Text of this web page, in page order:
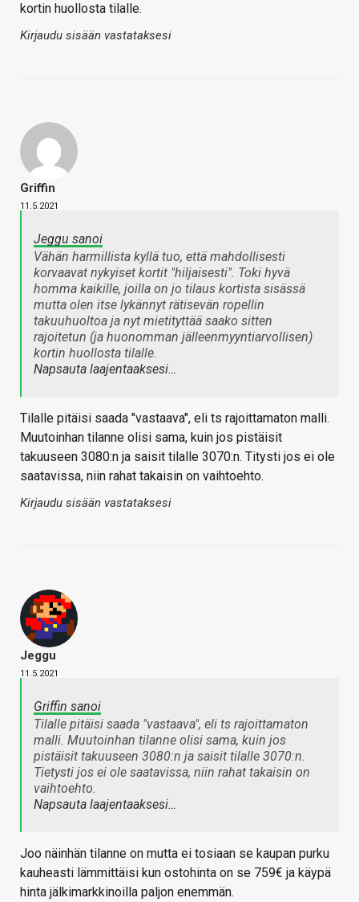
kortin huollosta tilalle.
Kirjaudu sisään vastataksesi
Griffin
11.5.2021
Jeggu sanoi
Vähän harmillista kyllä tuo, että mahdollisesti
korvaavat nykyiset kortit "hiljaisesti". Toki hyvä
homma kaikille, joilla on jo tilaus kortista sisässä
mutta olen itse lykännyt rätisevän ropellin
takuuhuoltoa ja nyt mietityttää saako sitten
rajoitetun (ja huonomman jälleenmyyntiarvollisen)
kortin huollosta tilalle.
Napsauta laajentaaksesi…
Tilalle pitäisi saada "vastaava", eli ts rajoittamaton malli.
Muutoinhan tilanne olisi sama, kuin jos pistäisit
takuuseen 3080:n ja saisit tilalle 3070:n. Titysti jos ei ole
saatavissa, niin rahat takaisin on vaihtoehto.
Kirjaudu sisään vastataksesi
Jeggu
11.5.2021
Griffin sanoi
Tilalle pitäisi saada "vastaava", eli ts rajoittamaton
malli. Muutoinhan tilanne olisi sama, kuin jos
pistäisit takuuseen 3080:n ja saisit tilalle 3070:n.
Tietysti jos ei ole saatavissa, niin rahat takaisin on
vaihtoehto.
Napsauta laajentaaksesi…
Joo näinhän tilanne on mutta ei tosiaan se kaupan purku
kauheasti lämmittäisi kun ostohinta on se 759€ ja käypä
hinta jälkimarkkinoilla paljon enemmän.